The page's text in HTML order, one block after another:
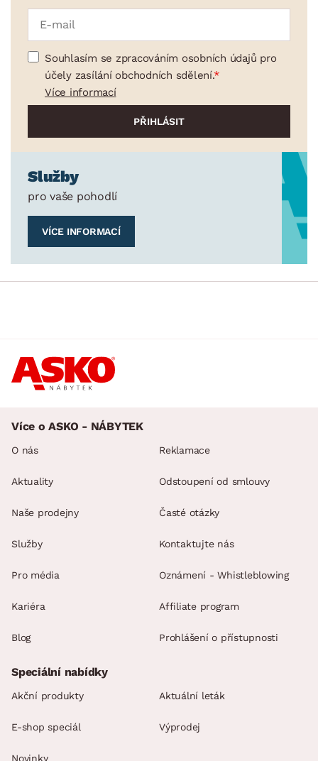
Souhlasím se zpracováním osobních údajů pro
účely zasílání obchodních sdělení.
Více informací
Služby
pro vaše pohodlí
VÍCE INFORMACÍ
Více o ASKO - NÁBYTEK
O nás
Aktuality
Naše prodejny
Služby
Pro média
Kariéra
Blog
Reklamace
Odstoupení od smlouvy
Časté otázky
Kontaktujte nás
Oznámení - Whistleblowing
Affiliate program
Prohlášení o přístupnosti
Speciální nabídky
Akční produkty Aktuální leták
E-shop speciál Výprodej
Novinky